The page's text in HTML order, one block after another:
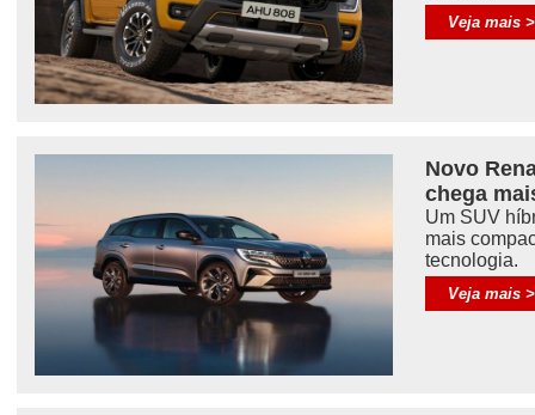
Veja mais
Novo
chega
Um SUV
mais
tecnologia.
Veja mais